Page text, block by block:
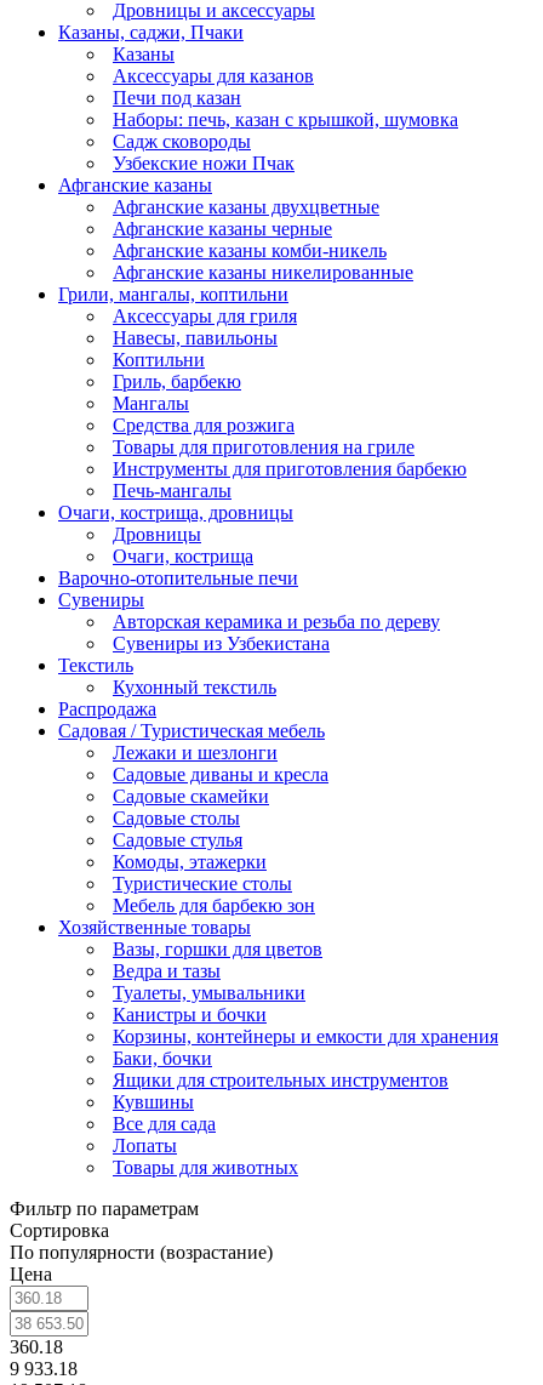
Дровницы и аксессуары
Казаны, саджи, Пчаки
Казаны
Аксессуары для казанов
Печи под казан
Наборы: печь, казан с крышкой, шумовка
Садж сковороды
Узбекские ножи Пчак
Афганские казаны
Афганские казаны двухцветные
Афганские казаны черные
Афганские казаны комби-никель
Афганские казаны никелированные
Грили, мангалы, коптильни
Аксессуары для гриля
Навесы, павильоны
Коптильни
Гриль, барбекю
Мангалы
Средства для розжига
Товары для приготовления на гриле
Инструменты для приготовления барбекю
Печь-мангалы
Очаги, кострища, дровницы
Дровницы
Очаги, кострища
Варочно-отопительные печи
Сувениры
Авторская керамика и резьба по дереву
Сувениры из Узбекистана
Текстиль
Кухонный текстиль
Распродажа
Садовая / Туристическая мебель
Лежаки и шезлонги
Садовые диваны и кресла
Садовые скамейки
Садовые столы
Садовые стулья
Комоды, этажерки
Туристические столы
Мебель для барбекю зон
Хозяйственные товары
Вазы, горшки для цветов
Ведра и тазы
Туалеты, умывальники
Канистры и бочки
Корзины, контейнеры и емкости для хранения
Баки, бочки
Ящики для строительных инструментов
Кувшины
Все для сада
Лопаты
Товары для животных
Фильтр по параметрам
Сортировка
По популярности (возрастание)
Цена
360.18
9 933.18